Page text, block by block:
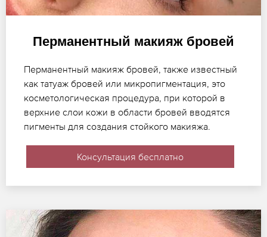
Перманентный макияж бровей
Перманентный макияж бровей, также известный
как татуаж бровей или микропигментация, это
косметологическая процедура, при которой в
верхние слои кожи в области бровей вводятся
пигменты для создания стойкого макияжа.
Консультация бесплатно